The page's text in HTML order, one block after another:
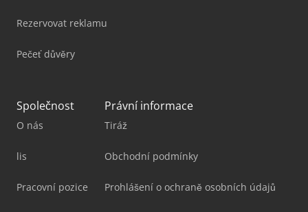
Rezervovat reklamu
Pečeť důvěry
Společnost
O nás
lis
Pracovní pozice
Právní informace
Tiráž
Obchodní podmínky
Prohlášení o ochraně osobních údajů